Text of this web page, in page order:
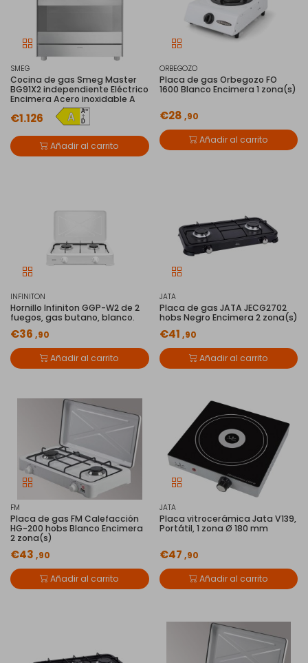
SMEG
Cocina de gas Smeg Master
BG91X2 independiente Eléctrico
Encimera Acero inoxidable A
€1.126
Añadir al carrito
ORBEGOZO
Placa de gas Orbegozo FO
1600 Blanco Encimera 1 zona(s)
€28 ,90
Añadir al carrito
INFINITON
Hornillo Infiniton GGP-W2 de 2
fuegos, gas butano, blanco.
€36 ,90
Añadir al carrito
JATA
Placa de gas JATA JECG2702
hobs Negro Encimera 2 zona(s)
€41 ,90
Añadir al carrito
FM
Placa de gas FM Calefacción
HG-200 hobs Blanco Encimera
2 zona(s)
€43 ,90
Añadir al carrito
JATA
Placa vitrocerámica Jata V139,
Portátil, 1 zona Ø 180 mm
€47 ,90
Añadir al carrito